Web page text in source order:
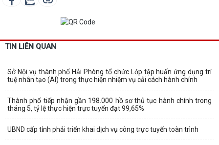
TIN LIÊN QUAN
Sở Nội vụ thành phố Hải Phòng tổ chức Lớp tập huấn ứng dụng trí
tuệ nhân tạo (AI) trong thực hiện nhiệm vụ cải cách hành chính
Thành phố tiếp nhận gần 198.000 hồ sơ thủ tục hành chính trong
tháng 5, tỷ lệ thực hiện trực tuyến đạt 99,65%
UBND cấp tỉnh phải triển khai dịch vụ công trực tuyến toàn trình